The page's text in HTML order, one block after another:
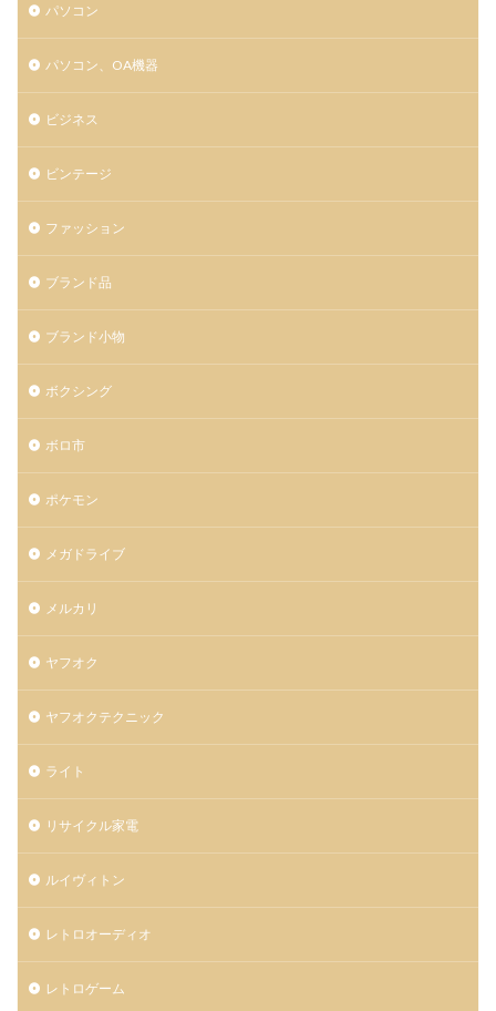
パソコン
パソコン、OA機器
ビジネス
ビンテージ
ファッション
ブランド品
ブランド小物
ボクシング
ボロ市
ポケモン
メガドライブ
メルカリ
ヤフオク
ヤフオクテクニック
ライト
リサイクル家電
ルイヴィトン
レトロオーディオ
レトロゲーム